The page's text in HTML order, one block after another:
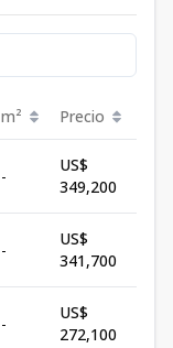
m² Precio
-
US$
349,200
-
US$
341,700
-
US$
272,100